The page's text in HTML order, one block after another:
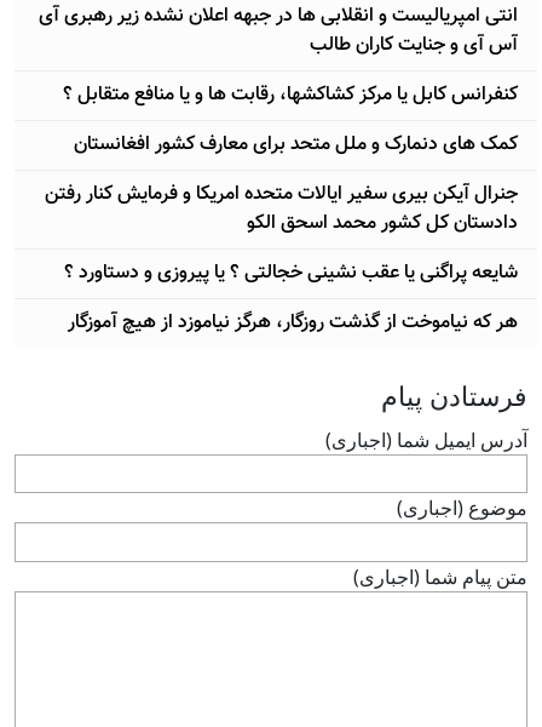
انتی امپریالیست و انقلابی ها در جبهه اعلان نشده زیر رهبری آی
آس آی و جنایت کاران طالب
کنفرانس کابل یا مرکز کشاکشها، رقابت ها و یا منافع متقابل ؟
کمک های دنمارک و ملل متحد برای معارف کشور افغانستان
جنرال آیکن بیری سفیر ایالات متحده امریکا و فرمایش کنار رفتن
دادستان کل کشور محمد اسحق الکو
شایعه پراگنی یا عقب نشینی خجالتی ؟ یا پیروزی و دستاورد ؟
هر که نیاموخت از گذشت روزگار، هرگز نیاموزد از هیچ آموزگار
فرستادن پيام
آدرس ايميل شما (اجباری)
موضوع (اجباری)
متن پيام شما (اجباری)